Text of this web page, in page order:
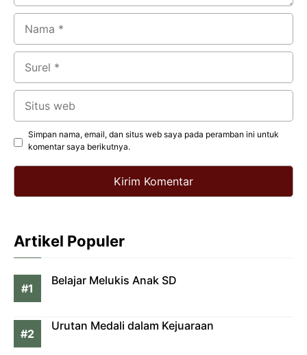
Simpan nama, email, dan situs web saya pada peramban ini untuk
komentar saya berikutnya.
Artikel Populer
Belajar Melukis Anak SD
Urutan Medali dalam Kejuaraan